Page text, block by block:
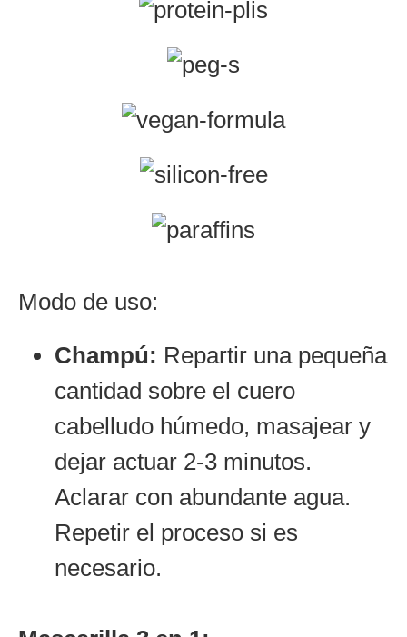
Modo de uso:
Champú: Repartir una pequeña
cantidad sobre el cuero
cabelludo húmedo, masajear y
dejar actuar 2-3 minutos.
Aclarar con abundante agua.
Repetir el proceso si es
necesario.